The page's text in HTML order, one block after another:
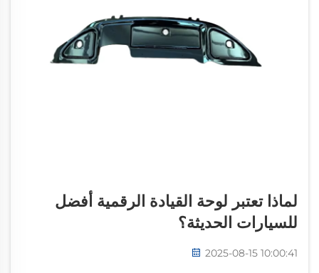
لماذا تعتبر لوحة القيادة الرقمية أفضل
للسيارات الحديثة؟
2025-08-15 10:00:41